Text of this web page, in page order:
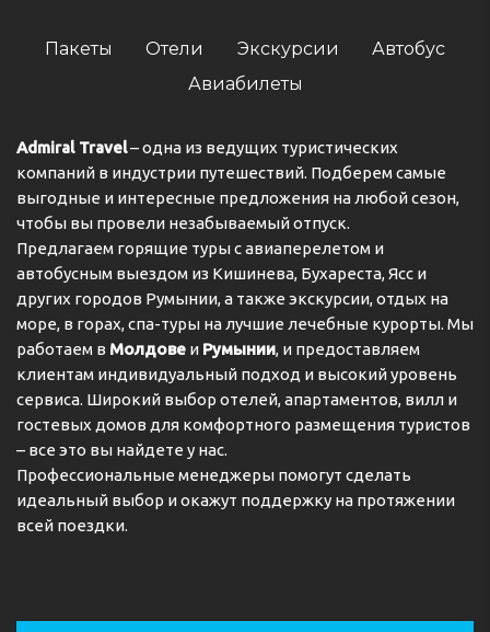
Пакеты Отели Экскурсии
Автобус
Авиабилеты
Admiral Travel– одна из ведущих туристических
компаний в индустрии путешествий. Подберем самые
выгодные и интересные предложения на любой сезон,
чтобы вы провели незабываемый отпуск.
Предлагаем горящие туры с авиаперелетом и
автобусным выездом из Кишинева, Бухареста, Ясс и
других городов Румынии, а также экскурсии, отдых на
море, в горах, спа-туры на лучшие лечебные курорты. Мы
работаем в Молдове и Румынии, и предоставляем
клиентам индивидуальный подход и высокий уровень
сервиса. Широкий выбор отелей, апартаментов, вилл и
гостевых домов для комфортного размещения туристов
– все это вы найдете у нас.
Профессиональные менеджеры помогут сделать
идеальный выбор и окажут поддержку на протяжении
всей поездки.